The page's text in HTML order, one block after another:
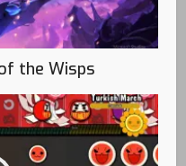
the Wisps